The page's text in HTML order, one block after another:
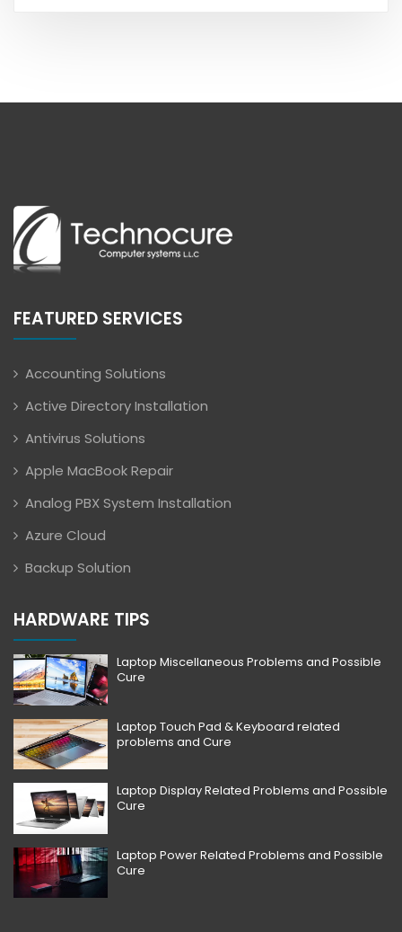
FEATURED SERVICES
Accounting Solutions
Active Directory Installation
Antivirus Solutions
Apple MacBook Repair
Analog PBX System Installation
Azure Cloud
Backup Solution
HARDWARE TIPS
Laptop Miscellaneous Problems and Possible
Cure
Laptop Touch Pad & Keyboard related
problems and Cure
Laptop Display Related Problems and Possible
Cure
Laptop Power Related Problems and Possible
Cure